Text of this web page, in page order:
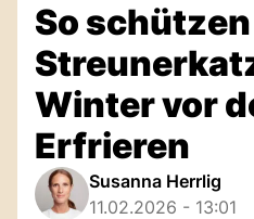
So schützen
Winter vor
Erfrieren
Susanna Herrlig
11.02.2026 - 13:01